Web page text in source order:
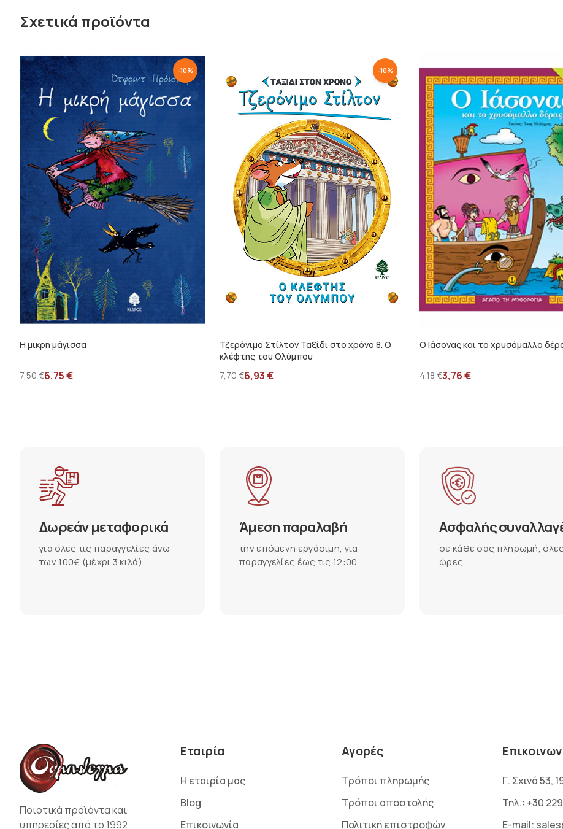
Σχετικά προϊόντα
-10%
Η μικρή μάγισσα
7,50€6,75€
-10%
Τζερόνιμο Στίλτον Ταξίδι στο χρόνο 8. Ο
κλέφτης του Ολύμπου
7,70€6,93€
Ο Ιάσονας και το χρυσόμαλλο
4,18€3,76€
Δωρεάν μεταφορικά
για όλες τις παραγγελίες άνω
των 100€ (μέχρι 3 κιλά)
Άμεση παραλαβή
την επόμενη εργάσιμη, για
παραγγελίες έως τις 12:00
Ασφαλής
σε κάθε σας πληρωμή, όλες
ώρες
Ποιοτικά προϊόντα και
υπηρεσίες από το 1992.
Εταιρία
Η εταιρία μας
Blog
Επικοινωνία
Αγορές
Τρόποι πληρωμής
Τρόποι αποστολής
Πολιτική επιστροφών
Γ. Σχινά 53,
Τηλ.: +30
E-mail: